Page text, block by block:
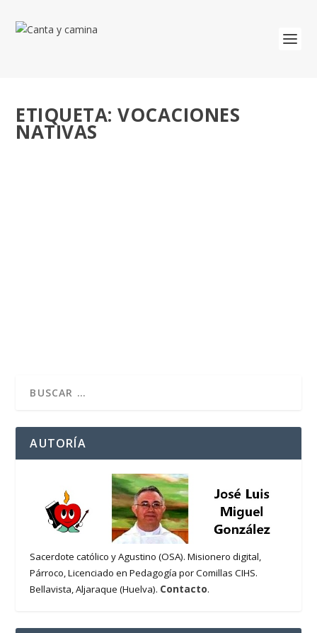
ETIQUETA:VOCACIONES
NATIVAS
AUTORÍA
Sacerdote católico y Agustino (OSA). Misionero digital,
Párroco, Licenciado en Pedagogía por Comillas CIHS.
Bellavista, Aljaraque (Huelva). Contacto.